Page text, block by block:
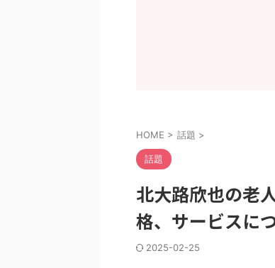
HOME > 話題 >
話題
北大路欣也の老
格、サービスに
2025-02-25